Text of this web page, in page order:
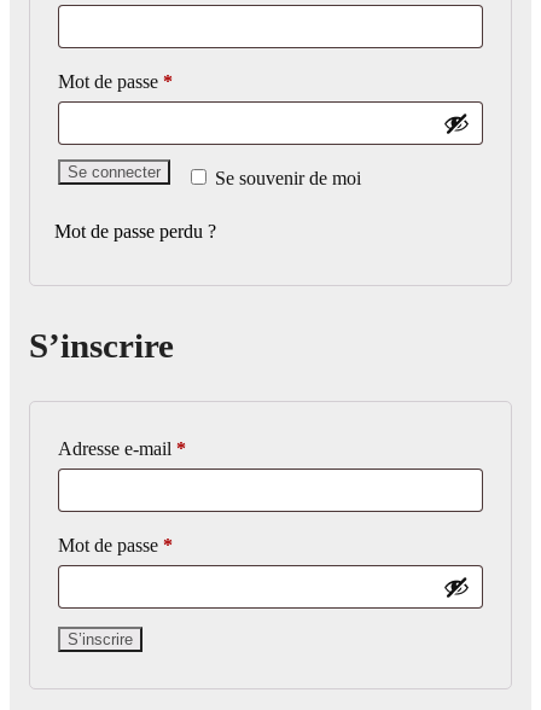
Mot de passe *Obligatoire
Se souvenir de moi
Se connecter
Mot de passe perdu ?
S’inscrire
Adresse e-mail *Obligatoire
Mot de passe *Obligatoire
S’inscrire